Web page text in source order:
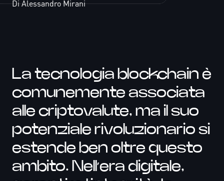
Di Alessandro Mirani
La tecnologia blockchain è
comunemente associata
alle criptovalute, ma il suo
potenziale rivoluzionario si
estende ben oltre questo
ambito. Nell’era digitale,